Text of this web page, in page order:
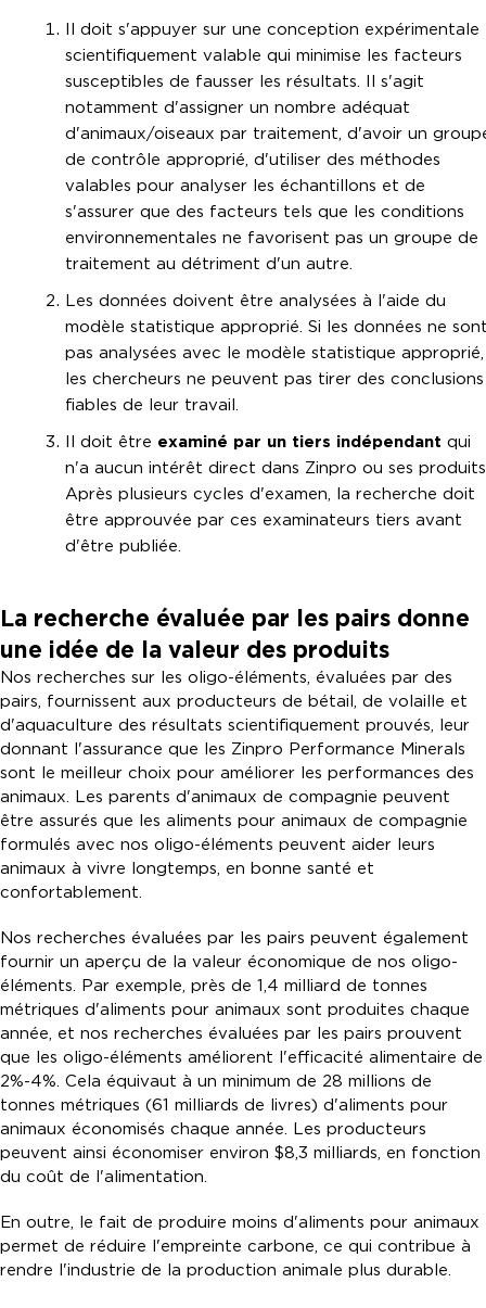
Il doit s'appuyer sur une conception expérimentale
scientifiquement valable qui minimise les facteurs
susceptibles de fausser les résultats. Il s'agit
notamment d'assigner un nombre adéquat
d'animaux/oiseaux par traitement, d'avoir un
de contrôle approprié, d'utiliser des méthodes
valables pour analyser les échantillons et de
s'assurer que des facteurs tels que les conditions
environnementales ne favorisent pas un groupe de
traitement au détriment d'un autre.
Les données doivent être analysées à l'aide du
modèle statistique approprié. Si les données ne
pas analysées avec le modèle statistique approprié,
les chercheurs ne peuvent pas tirer des conclusions
fiables de leur travail.
Il doit être examiné par un tiers indépendant qui
n'a aucun intérêt direct dans Zinpro ou ses
Après plusieurs cycles d'examen, la recherche doit
être approuvée par ces examinateurs tiers avant
d'être publiée.
La recherche évaluée par les pairs donne
une idée de la valeur des produits
Nos recherches sur les oligo-éléments, évaluées par des
pairs, fournissent aux producteurs de bétail, de volaille et
d'aquaculture des résultats scientifiquement prouvés, leur
donnant l'assurance que les Zinpro Performance Minerals
sont le meilleur choix pour améliorer les performances des
animaux. Les parents d'animaux de compagnie peuvent
être assurés que les aliments pour animaux de compagnie
formulés avec nos oligo-éléments peuvent aider leurs
animaux à vivre longtemps, en bonne santé et
confortablement.
Nos recherches évaluées par les pairs peuvent également
fournir un aperçu de la valeur économique de nos oligo-
éléments. Par exemple, près de 1,4 milliard de tonnes
métriques d'aliments pour animaux sont produites chaque
année, et nos recherches évaluées par les pairs prouvent
que les oligo-éléments améliorent l'efficacité alimentaire de
2%-4%. Cela équivaut à un minimum de 28 millions de
tonnes métriques (61 milliards de livres) d'aliments pour
animaux économisés chaque année. Les producteurs
peuvent ainsi économiser environ $8,3 milliards, en fonction
du coût de l'alimentation.
En outre, le fait de produire moins d'aliments pour animaux
permet de réduire l'empreinte carbone, ce qui contribue à
rendre l'industrie de la production animale plus durable.